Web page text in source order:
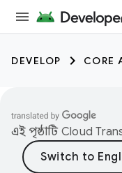
DEVELOP CORE
এই পৃষ্ঠাটি Cloud